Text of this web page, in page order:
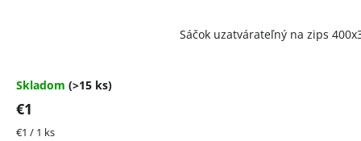
Sáčok uzatvárateľný na zips
4,5
5
hviezdičiek.
Skladom (>15 ks)
€1
Jednotková
€1 / 1 ks